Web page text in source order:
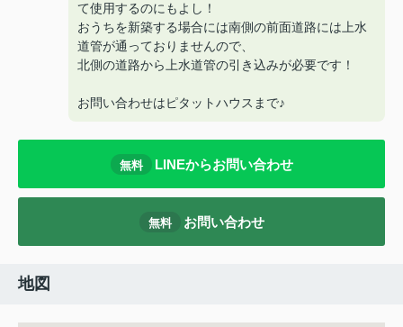
て使用するのにもよし！
おうちを新築する場合には南側の前面道路には上水
道管が通っておりませんので、
北側の道路から上水道管の引き込みが必要です！
お問い合わせはピタットハウスまで♪
無料 LINEからお問い合わせ
無料 お問い合わせ
地図